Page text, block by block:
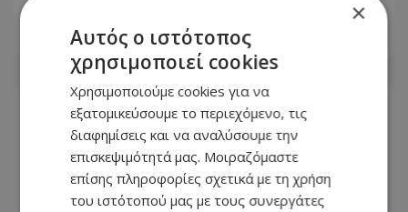
07.08.2026 - 10:26
×
Αυτός ο ιστότοπος
χρησιμοποιεί cookies
Χρησιμοποιούμε cookies για να
εξατομικεύσουμε το περιεχόμενο, τις
διαφημίσεις και να αναλύσουμε την
επισκεψιμότητά μας. Μοιραζόμαστε
επίσης πληροφορίες σχετικά με τη χρήση
του ιστότοπού μας με τους συνεργάτες